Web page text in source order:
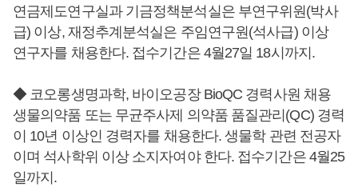
연금제도연구실과 기금정책분석실은 부연구위원(박사
급) 이상, 재정추계분석실은 주임연구원(석사급) 이상
연구자를 채용한다. 접수기간은 4월27일 18시까지.
◆ 코오롱생명과학, 바이오공장 BioQC 경력사원 채용
생물의약품 또는 무균주사제 의약품 품질관리(QC) 경력
이 10년 이상인 경력자를 채용한다. 생물학 관련 전공자
이며 석사학위 이상 소지자여야 한다. 접수기간은 4월25
일까지.